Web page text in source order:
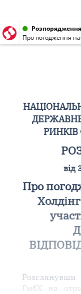
від
Про
ГмбХ на